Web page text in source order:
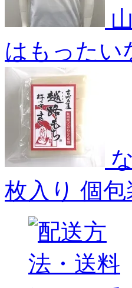
はもったい
枚入り 個